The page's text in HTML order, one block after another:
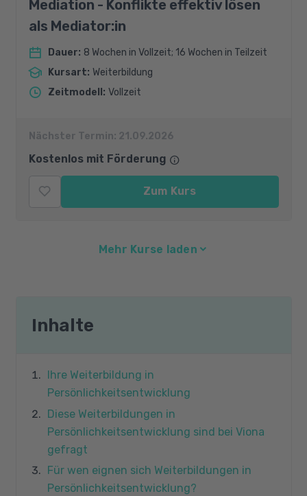
Mediation - Konflikte effektiv lösen
als Mediator:in
Dauer: 8 Wochen in Vollzeit; 16 Wochen in Teilzeit
Kursart: Weiterbildung
Zeitmodell : Vollzeit
Nächster Termin: 21.09.2026
Kostenlos mit Förderung
Zum Kurs
Mehr Kurse laden
Inhalte
Ihre Weiterbildung in
Persönlichkeitsentwicklung
Diese Weiterbildungen in
Persönlichkeitsentwicklung sind bei Viona
gefragt
Für wen eignen sich Weiterbildungen in
Persönlichkeitsentwicklung?